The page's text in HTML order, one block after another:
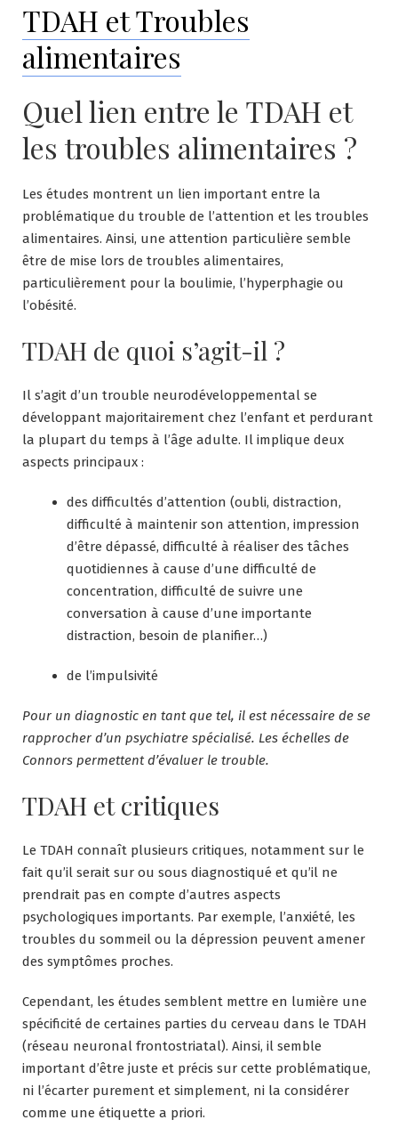
TDAH et Troubles
alimentaires
Quel lien entre le TDAH et
les troubles alimentaires ?
Les études montrent un lien important entre la
problématique du trouble de l’attention et les troubles
alimentaires. Ainsi, une attention particulière semble
être de mise lors de troubles alimentaires,
particulièrement pour la boulimie, l’hyperphagie ou
l’obésité.
TDAH de quoi s’agit-il ?
Il s’agit d’un trouble neurodéveloppemental se
développant majoritairement chez l’enfant et perdurant
la plupart du temps à l’âge adulte. Il implique deux
aspects principaux :
des difficultés d’attention (oubli, distraction,
difficulté à maintenir son attention, impression
d’être dépassé, difficulté à réaliser des tâches
quotidiennes à cause d’une difficulté de
concentration, difficulté de suivre une
conversation à cause d’une importante
distraction, besoin de planifier…)
de l’impulsivité
Pour un diagnostic en tant que tel, il est nécessaire de se
rapprocher d’un psychiatre spécialisé. Les échelles de
Connors permettent d’évaluer le trouble.
TDAH et critiques
Le TDAH connaît plusieurs critiques, notamment sur le
fait qu’il serait sur ou sous diagnostiqué et qu’il ne
prendrait pas en compte d’autres aspects
psychologiques importants. Par exemple, l’anxiété, les
troubles du sommeil ou la dépression peuvent amener
des symptômes proches.
Cependant, les études semblent mettre en lumière une
spécificité de certaines parties du cerveau dans le TDAH
(réseau neuronal frontostriatal). Ainsi, il semble
important d’être juste et précis sur cette problématique,
ni l’écarter purement et simplement, ni la considérer
comme une étiquette a priori.